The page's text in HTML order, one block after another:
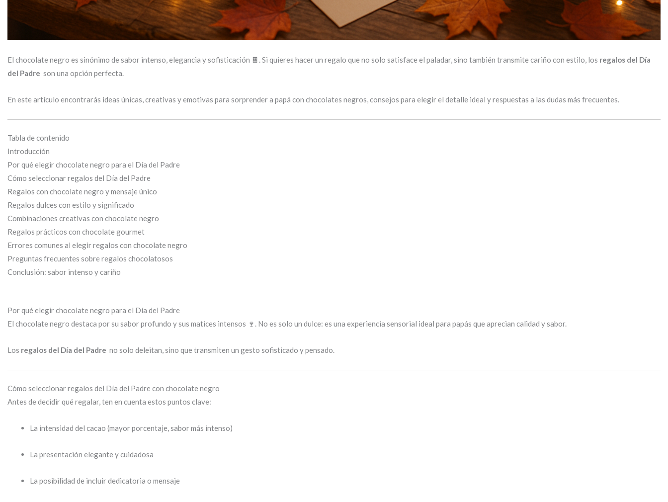
El chocolate negro es sinónimo de sabor intenso, elegancia y sofisticación 🍫. Si quieres hacer un regalo que no solo satisface el paladar, sino también transmite cariño con estilo, los regalos del Día
del Padre son una opción perfecta.
En este artículo encontrarás ideas únicas, creativas y emotivas para sorprender a papá con chocolates negros, consejos para elegir el detalle ideal y respuestas a las dudas más frecuentes.
Tabla de contenido
Introducción
Por qué elegir chocolate negro para el Día del Padre
Cómo seleccionar regalos del Día del Padre
Regalos con chocolate negro y mensaje único
Regalos dulces con estilo y significado
Combinaciones creativas con chocolate negro
Regalos prácticos con chocolate gourmet
Errores comunes al elegir regalos con chocolate negro
Preguntas frecuentes sobre regalos chocolatosos
Conclusión: sabor intenso y cariño
Por qué elegir chocolate negro para el Día del Padre
El chocolate negro destaca por su sabor profundo y sus matices intensos 🍷. No es solo un dulce: es una experiencia sensorial ideal para papás que aprecian calidad y sabor.
Los regalos del Día del Padre no solo deleitan, sino que transmiten un gesto sofisticado y pensado.
Cómo seleccionar regalos del Día del Padre con chocolate negro
Antes de decidir qué regalar, ten en cuenta estos puntos clave:
La intensidad del cacao (mayor porcentaje, sabor más intenso)
La presentación elegante y cuidadosa
La posibilidad de incluir dedicatoria o mensaje